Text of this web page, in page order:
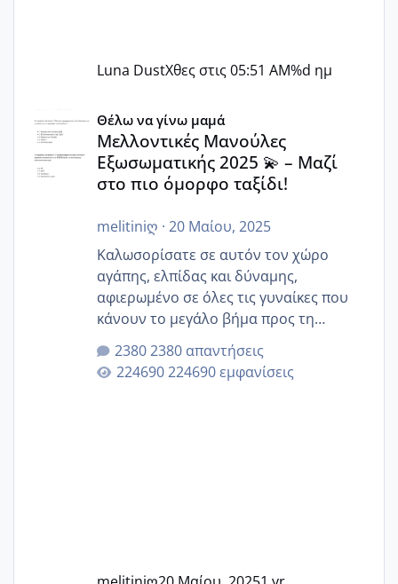
Luna DustΧθες στις 05:51 AM%d ημ
Μελλοντικές Μανούλες Εξωσωματικής 2025 💫 – Μαζί
Θέλω να γίνω μαμά
Μελλοντικές Μανούλες
Εξωσωματικής 2025 💫 – Μαζί
στο πιο όμορφο ταξίδι!
melitiniღ · 20 Μαίου, 2025
Καλωσορίσατε σε αυτόν τον χώρο
αγάπης, ελπίδας και δύναμης,
αφιερωμένο σε όλες τις γυναίκες που
κάνουν το μεγάλο βήμα προς τη
μητρότητα μέσω εξωσωματικής το 2025.
Εδώ θα μοιραστούμε αγωνίες, χαρές,
εμπειρίες και κάθε μικρή ή μεγάλη
2380 απαντήσεις
224690 εμφανίσεις